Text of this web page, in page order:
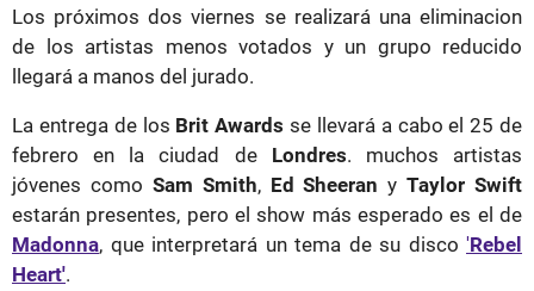
Los próximos dos viernes se realizará una eliminacion
de los artistas menos votados y un grupo reducido
llegará a manos del jurado.
La entrega de los Brit Awards se llevará a cabo el 25 de
febrero en la ciudad de Londres. muchos artistas
jóvenes como Sam Smith, Ed Sheeran yTaylor Swift
estarán presentes, pero el show más esperado es el de
Madonna, que interpretará un tema de su disco 'Rebel
Heart'.